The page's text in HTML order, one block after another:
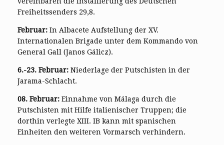
Freiheitssenders 29,8.
Februar: In Albacete Aufstellung der XV.
Internationalen Brigade unter dem Kommando von
General Gall (Janos Gálicz).
6.-23. Februar: Niederlage der Putschisten in der
Jarama-Schlacht.
08. Februar: Einnahme von Málaga durch die
Putschisten mit Hilfe italienischer Truppen; die
dorthin verlegte XIII. IB kann mit spanischen
Einheiten den weiteren Vormarsch verhindern.